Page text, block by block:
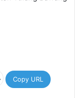
Copy URL